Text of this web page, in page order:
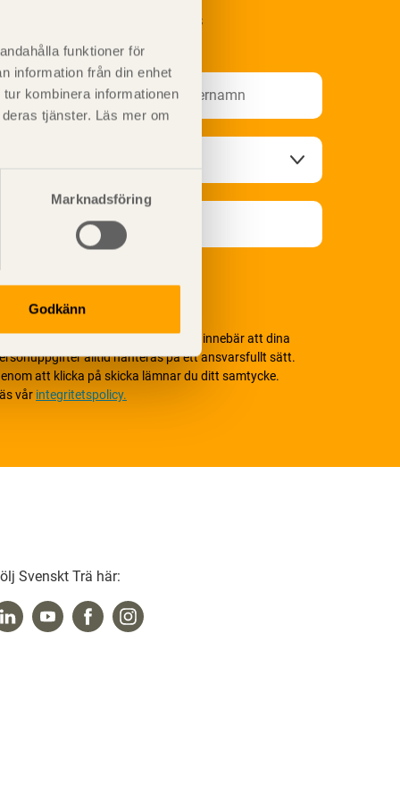
funktioner för
information från din enhet
kombinera informationen
tjänster. Läs mer om
Marknadsföring
Godkänn
på Svenskt Träs
värnar om personlig integritet vilket innebär att dina
alltid hanteras på ett ansvarsfullt sätt.
att klicka på skicka lämnar du ditt samtycke.
vår integritetspolicy.
Svenskt Trä här: